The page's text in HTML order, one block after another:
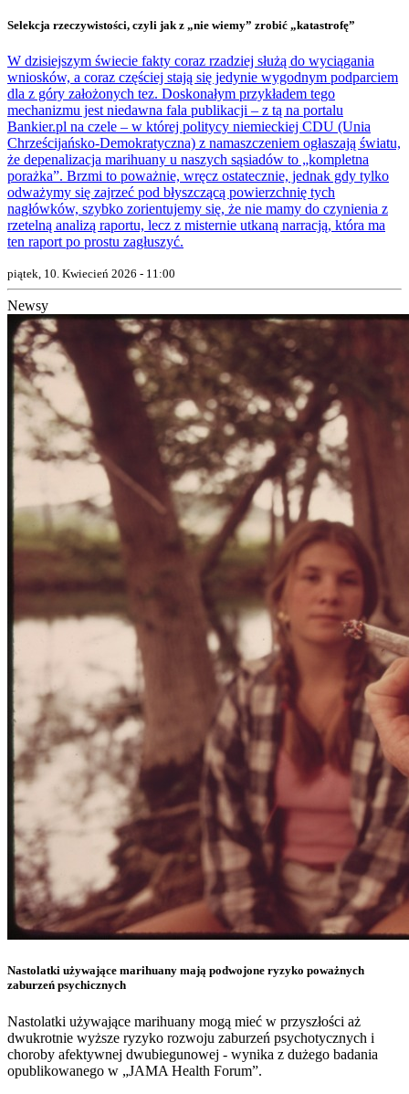
Selekcja rzeczywistości, czyli jak z „nie wiemy” zrobić „katastrofę”
W dzisiejszym świecie fakty coraz rzadziej służą do wyciągania
wniosków, a coraz częściej stają się jedynie wygodnym podparciem
dla z góry założonych tez. Doskonałym przykładem tego
mechanizmu jest niedawna fala publikacji – z tą na portalu
Bankier.pl na czele – w której politycy niemieckiej CDU (Unia
Chrześcijańsko-Demokratyczna) z namaszczeniem ogłaszają światu,
że depenalizacja marihuany u naszych sąsiadów to „kompletna
porażka”. Brzmi to poważnie, wręcz ostatecznie, jednak gdy tylko
odważymy się zajrzeć pod błyszczącą powierzchnię tych
nagłówków, szybko zorientujemy się, że nie mamy do czynienia z
rzetelną analizą raportu, lecz z misternie utkaną narracją, która ma
ten raport po prostu zagłuszyć.
piątek, 10. Kwiecień 2026 - 11:00
Newsy
Nastolatki używające marihuany mają podwojone ryzyko poważnych
zaburzeń psychicznych
Nastolatki używające marihuany mogą mieć w przyszłości aż
dwukrotnie wyższe ryzyko rozwoju zaburzeń psychotycznych i
choroby afektywnej dwubiegunowej - wynika z dużego badania
opublikowanego w „JAMA Health Forum”.